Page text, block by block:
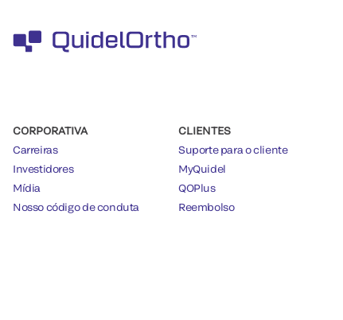
CORPORATIVA
Carreiras
Investidores
Mídia
Nosso código de conduta
CLIENTES
Suporte para o cliente
MyQuidel
QOPlus
Reembolso